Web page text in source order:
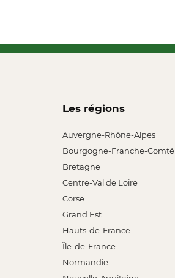
Les régions
Auvergne-Rhône-Alpes
Bourgogne-Franche-Comté
Bretagne
Centre-Val de Loire
Corse
Grand Est
Hauts-de-France
Île-de-France
Normandie